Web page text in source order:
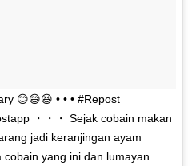
😊😄😆 • • • #Repost
・・・ Sejak cobain makan
jadi keranjingan ayam
yang ini dan lumayan